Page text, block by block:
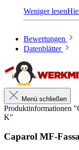
Die Platte ist
× 40 cm. Sie ist
zusätzlich im W-
Beidseitig
Bewertungen
Datenblätter
Menü schließen
Produktinformationen
K"
Caparol MF-